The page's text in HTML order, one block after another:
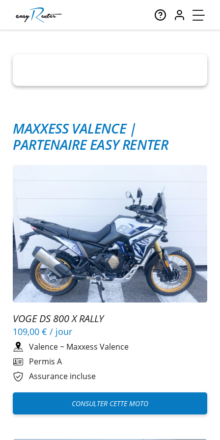
MAXXESS VALENCE |
PARTENAIRE EASY RENTER
VOGE DS 800 X RALLY
109,00 € / jour
Valence~ Maxxess Valence
Permis A
Assurance incluse
CONSULTER CETTE MOTO